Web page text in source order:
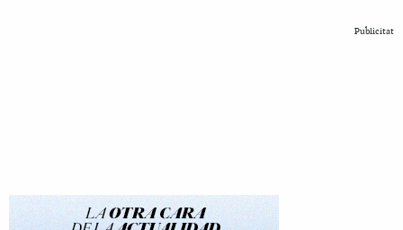
Publicitat